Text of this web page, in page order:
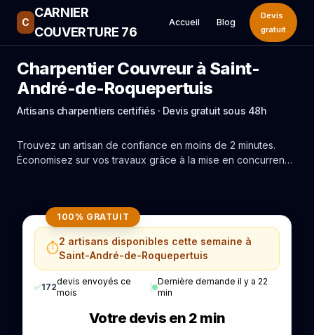
C
CARNIER
COUVERTURE 76
Accueil Blog
Devis
gratuit
Charpentier Couvreur à Saint-
André-de-Roquepertuis
Artisans charpentiers certifiés · Devis gratuit sous 48h
Trouvez un artisan de confiance en moins de 2 minutes.
Économisez sur vos travaux grâce à la mise en concurrence
100% GRATUIT
⏱️2 artisans disponibles cette semaine à
Saint-André-de-Roquepertuis
✅172
devis envoyés ce
mois
Dernière demande il y a 22
min
Votre devis en 2 min